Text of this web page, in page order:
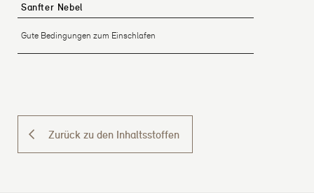
Sanfter Nebel
Gute Bedingungen zum Einschlafen
Zurück zu den Inhaltsstoffen